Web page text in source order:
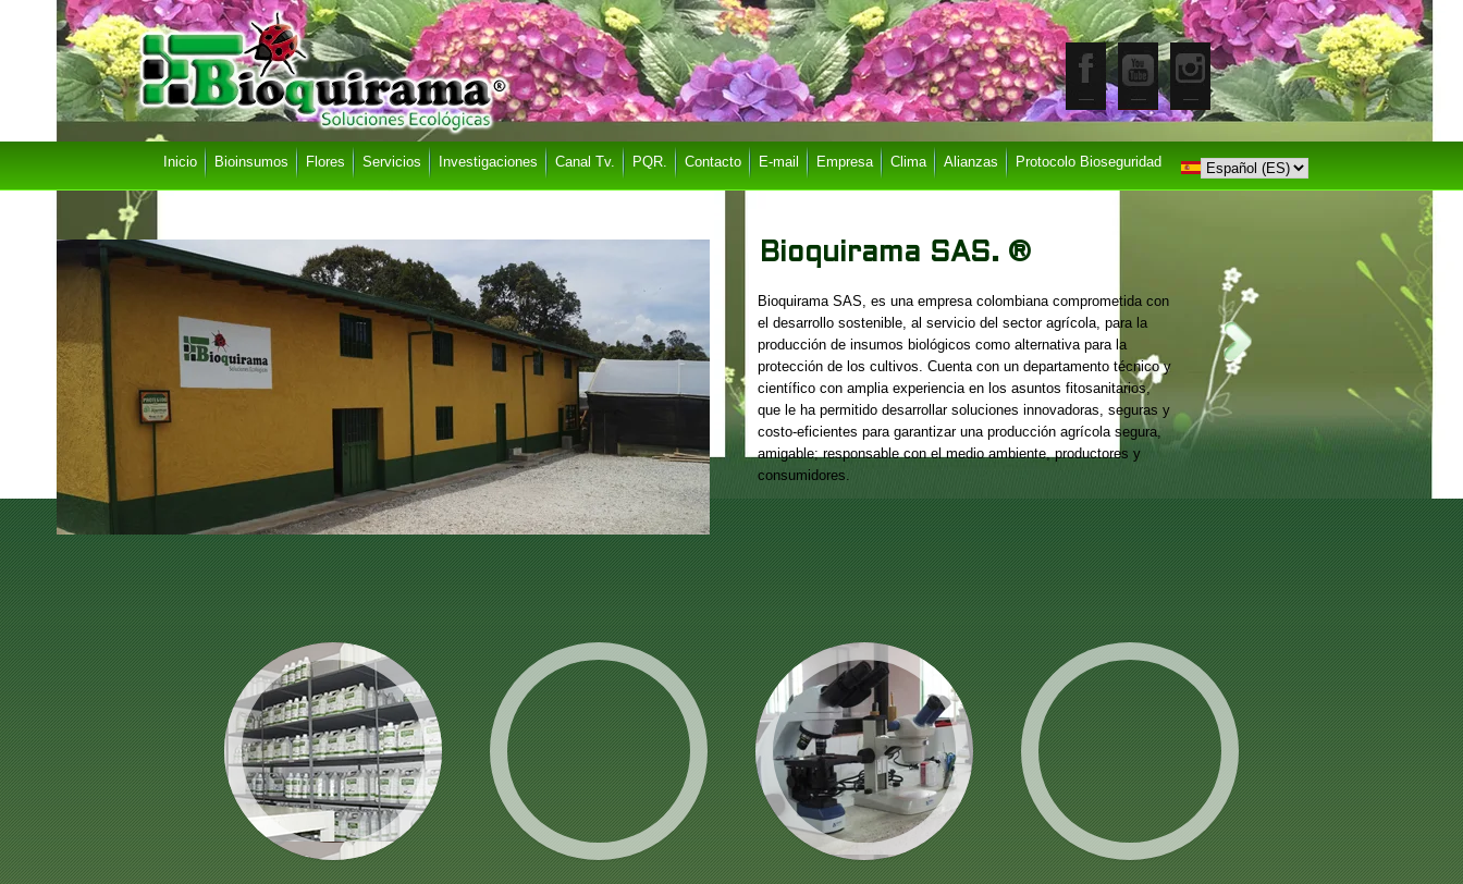
Bioquirama SAS. ®
Bioquirama SAS, es una empresa colombiana comprometida con
el desarrollo sostenible, al servicio del sector agrícola, para la
producción de insumos biológicos como alternativa para la
protección de los cultivos. Cuenta con un departamento técnico y
científico con amplia experiencia en los asuntos fitosanitarios,
que le ha permitido desarrollar soluciones innovadoras, seguras y
costo-eficientes para garantizar una producción agrícola segura,
amigable; responsable con el medio ambiente, productores y
consumidores.
Inicio Bioinsumos Flores Servicios Investigaciones Canal Tv. PQR. Contacto E-mail Empresa Clima Alianzas Protocolo Bioseguridad